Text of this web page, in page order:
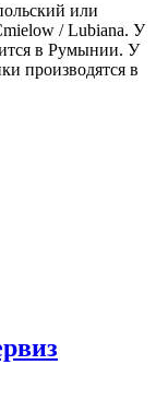
или
/ Lubiana. У
в Румынии. У
производятся в